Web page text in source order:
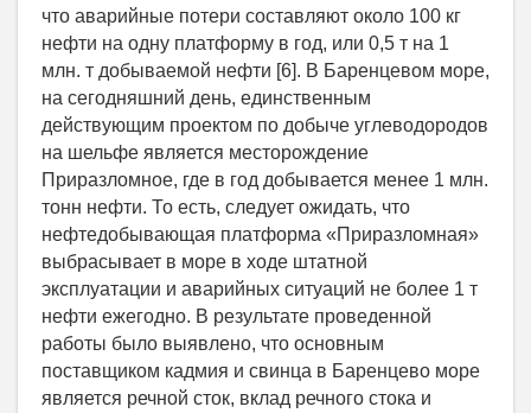
что аварийные потери составляют около 100 кг
нефти на одну платформу в год, или 0,5 т на 1
млн. т добываемой нефти [6]. В Баренцевом море,
на сегодняшний день, единственным
действующим проектом по добыче углеводородов
на шельфе является месторождение
Приразломное, где в год добывается менее 1 млн.
тонн нефти. То есть, следует ожидать, что
нефтедобывающая платформа «Приразломная»
выбрасывает в море в ходе штатной
эксплуатации и аварийных ситуаций не более 1 т
нефти ежегодно. В результате проведенной
работы было выявлено, что основным
поставщиком кадмия и свинца в Баренцево море
является речной сток, вклад речного стока и